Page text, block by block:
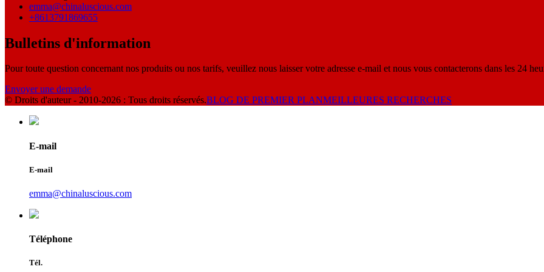
emma@chinaluscious.com
+8613791869655
Bulletins d'information
Pour toute question concernant nos produits ou nos tarifs, veuillez nous laisser votre adresse e-mail et nous vous contacterons dans les 24
Envoyer une demande
© Droits d'auteur - 2010-2026 : Tous droits réservés.BLOG DE PREMIER PLANMEILLEURES RECHERCHES
E-mail
E-mail
emma@chinaluscious.com
Téléphone
Tél.